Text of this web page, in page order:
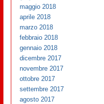
maggio 2018
aprile 2018
marzo 2018
febbraio 2018
gennaio 2018
dicembre 2017
novembre 2017
ottobre 2017
settembre 2017
agosto 2017